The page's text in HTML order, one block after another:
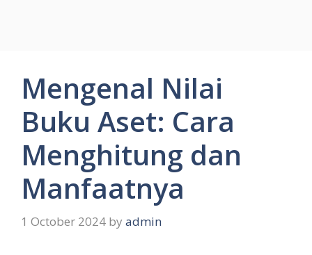
Mengenal Nilai
Buku Aset: Cara
Menghitung dan
Manfaatnya
1 October 2024 by admin